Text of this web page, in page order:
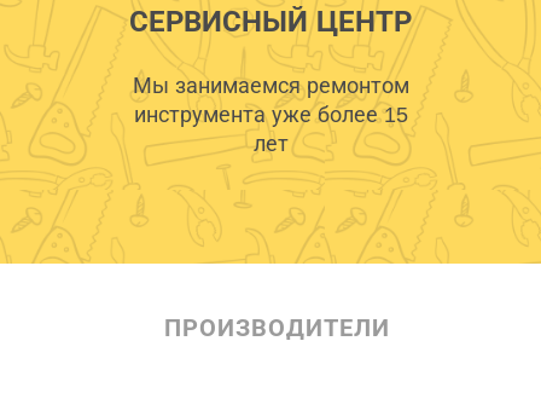
СЕРВИСНЫЙ ЦЕНТР
Мы занимаемся ремонтом
инструмента уже более 15
лет
ПРОИЗВОДИТЕЛИ